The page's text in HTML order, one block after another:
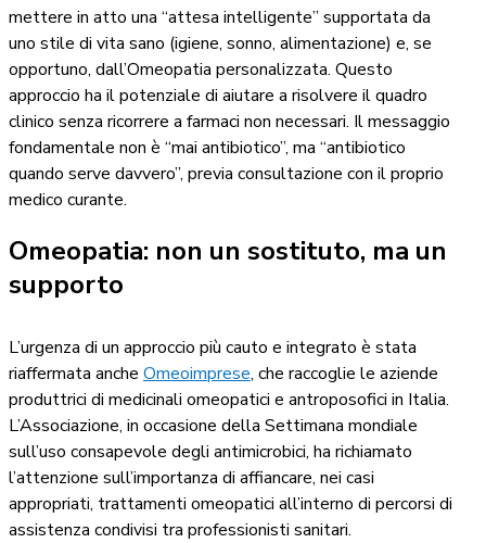
mettere in atto una “attesa intelligente” supportata da
uno stile di vita sano (igiene, sonno, alimentazione) e, se
opportuno, dall’Omeopatia personalizzata. Questo
approccio ha il potenziale di aiutare a risolvere il quadro
clinico senza ricorrere a farmaci non necessari. Il messaggio
fondamentale non è “mai antibiotico”, ma “antibiotico
quando serve davvero”, previa consultazione con il proprio
medico curante.
Omeopatia: non un sostituto, ma un
supporto
L’urgenza di un approccio più cauto e integrato è stata
riaffermata anche Omeoimprese, che raccoglie le aziende
produttrici di medicinali omeopatici e antroposofici in Italia.
L’Associazione, in occasione della Settimana mondiale
sull’uso consapevole degli antimicrobici, ha richiamato
l’attenzione sull’importanza di affiancare, nei casi
appropriati, trattamenti omeopatici all’interno di percorsi di
assistenza condivisi tra professionisti sanitari.